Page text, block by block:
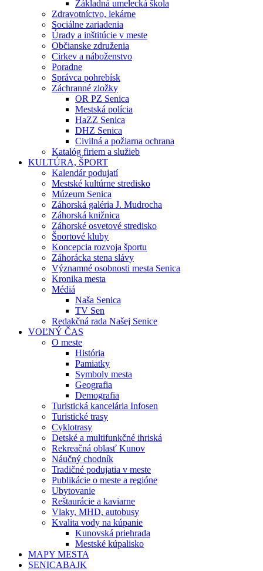
Základná umelecká škola
Zdravotníctvo, lekárne
Sociálne zariadenia
Úrady a inštitúcie v meste
Občianske združenia
Cirkev a náboženstvo
Poradne
Správca pohrebísk
Záchranné zložky
OR PZ Senica
Mestská polícia
HaZZ Senica
DHZ Senica
Civilná a požiarna ochrana
Katalóg firiem a služieb
KULTÚRA, ŠPORT
Kalendár podujatí
Mestské kultúrne stredisko
Múzeum Senica
Záhorská galéria J. Mudrocha
Záhorská knižnica
Záhorské osvetové stredisko
Športové kluby
Koncepcia rozvoja športu
Záhorácka stena slávy
Významné osobnosti mesta Senica
Kronika mesta
Médiá
Naša Senica
TV Sen
Redakčná rada Našej Senice
VOĽNÝ ČAS
O meste
História
Pamiatky
Symboly mesta
Geografia
Demografia
Turistická kancelária Infosen
Turistické trasy
Cyklotrasy
Detské a multifunkčné ihriská
Rekreačná oblasť Kunov
Náučný chodník
Tradičné podujatia v meste
Publikácie o meste a regióne
Ubytovanie
Reštaurácie a kaviarne
Vlaky, MHD, autobusy
Kvalita vody na kúpanie
Kunovská priehrada
Mestské kúpalisko
MAPY MESTA
SENICABAJK